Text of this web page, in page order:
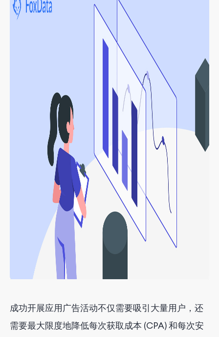
成功开展应用广告活动不仅需要吸引大量用户，还
需要最大限度地降低每次获取成本 (CPA) 和每次安